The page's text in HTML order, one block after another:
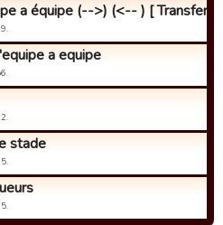
a équipe (-->) (<-- ) [ Transfert
a equipe
stade